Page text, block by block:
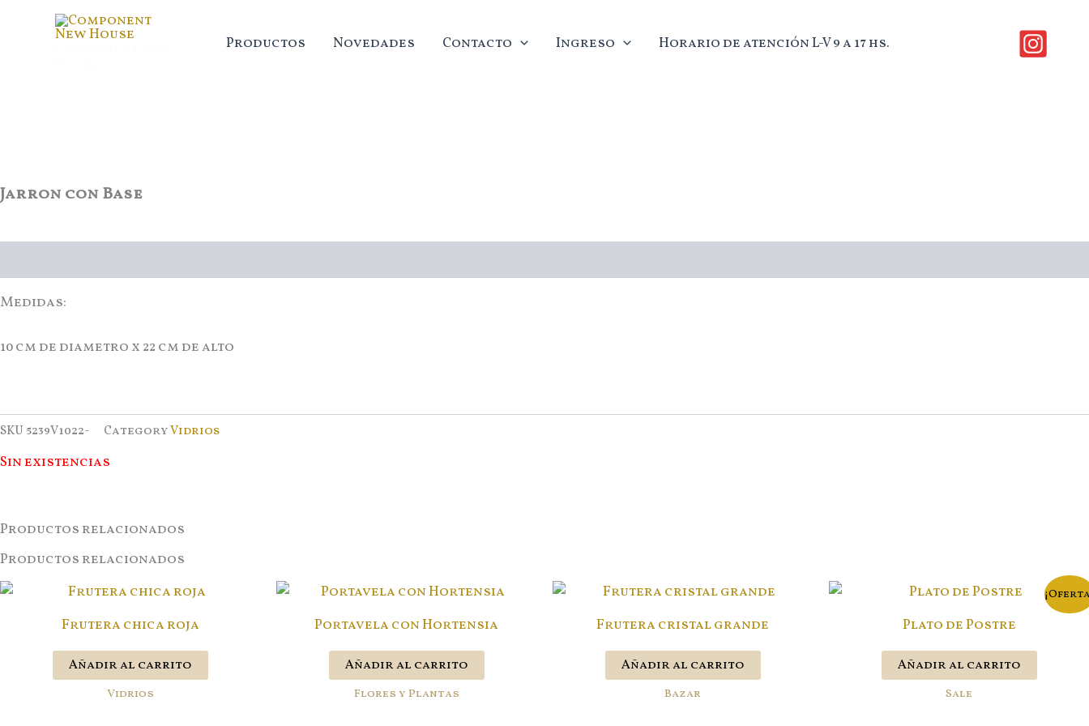
Productos Novedades Contacto Ingreso Horario de atención L-V 9 a 17 hs.
Jarron con Base
Medidas:
10 cm de diametro x 22 cm de alto
SKU 5239V1022- CategoryVidrios
Sin existencias
Productos relacionados
Productos relacionados
Frutera chica roja
Añadir al carrito
Vidrios
Portavela con Hortensia
Añadir al carrito
Flores y Plantas
Frutera cristal grande
Añadir al carrito
Bazar
Plato de Postre
Añadir al carrito
Sale